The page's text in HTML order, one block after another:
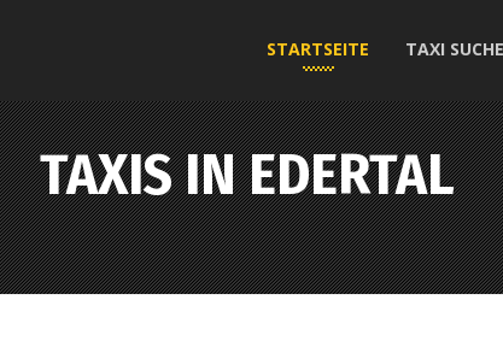
STARTSEITE TAXI
TAXIS IN EDERTAL